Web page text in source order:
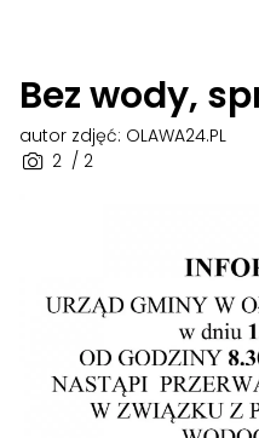
Bez wody,
2 / 2
autor zdjęć: OLAWA24.PL